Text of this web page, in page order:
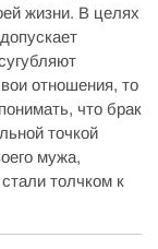
жизни. В целях
отношения, то
что брак
точкой
мужа,
толчком к